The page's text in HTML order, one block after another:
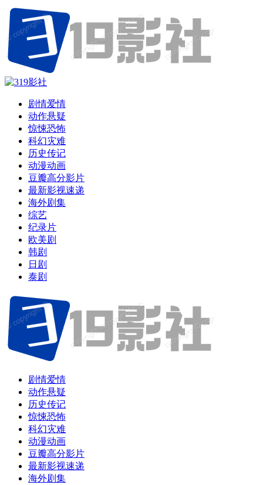
剧情爱情
动作悬疑
惊悚恐怖
科幻灾难
历史传记
动漫动画
豆瓣高分影片
最新影视速递
海外剧集
综艺
纪录片
欧美剧
韩剧
日剧
泰剧
剧情爱情
动作悬疑
历史传记
惊悚恐怖
科幻灾难
动漫动画
豆瓣高分影片
最新影视速递
海外剧集